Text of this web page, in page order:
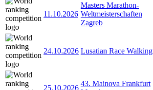
11.10.2026
Masters Marathon-
Weltmeisterschaften
Zagreb
24.10.2026 Lusatian Race Walking
25.10.2026
43. Mainova Frankfurt